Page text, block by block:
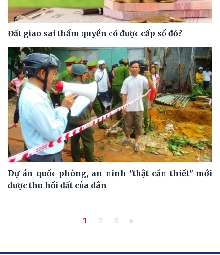
Đất giao sai thẩm quyền có được cấp sổ đỏ?
Dự án quốc phòng, an ninh "thật cần thiết" mới
được thu hồi đất của dân
Trang hiện thời
1 Trang
2 Trang
3